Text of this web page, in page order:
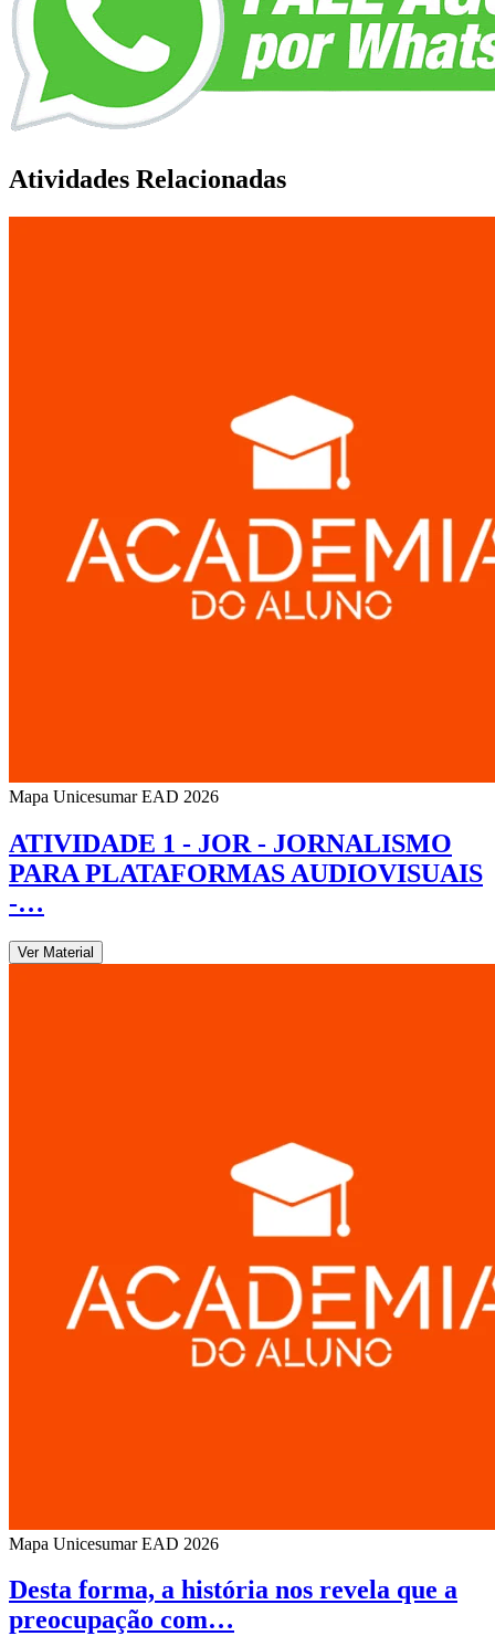
Atividades Relacionadas
Mapa Unicesumar EAD 2026
ATIVIDADE 1 - JOR - JORNALISMO
PARA PLATAFORMAS AUDIOVISUAIS
-…
Ver Material
Mapa Unicesumar EAD 2026
Desta forma, a história nos revela que a
preocupação com…